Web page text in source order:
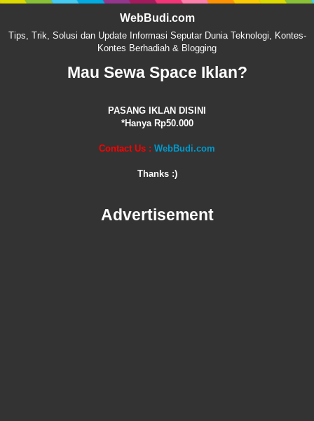
WebBudi.com
Tips, Trik, Solusi dan Update Informasi Seputar Dunia Teknologi, Kontes-
Kontes Berhadiah & Blogging
Mau Sewa Space Iklan?
PASANG IKLAN DISINI
*Hanya Rp50.000
Contact Us : WebBudi.com
Thanks :)
Advertisement